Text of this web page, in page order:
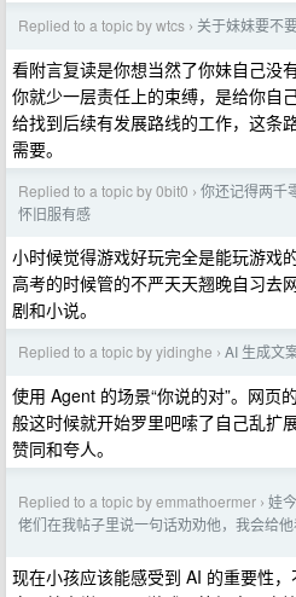
Replied to a topic by wtcs › 关于妹妹要不
看附言复读是你想当然了你妹自己没
你就少一层责任上的束缚，是给你自
给找到后续有发展路线的工作，这条
需要。
Replied to a topic by 0bit0 › 你还记得两千
怀旧服有感
小时候觉得游戏好玩完全是能玩游戏
高考的时候管的不严天天翘晚自习去
剧和小说。
Replied to a topic by yidinghe › AI 生成文
使用 Agent 的场景“你说的对”。网页
般这时候就开始罗里吧嗦了自己乱扩
赞同和夸人。
Replied to a topic by emmathoermer › 娃
佬们在我帖子里说一句话劝劝他，我会给
现在小孩应该能感受到 AI 的重要性